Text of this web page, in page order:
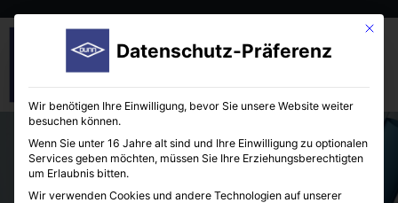
Mit
Datenschutz-Präferenz
Wir benötigen Ihre Einwilligung, bevor Sie unsere Website weiter
besuchen können.
Wenn Sie unter 16 Jahre alt sind und Ihre Einwilligung zu optionalen
Services geben möchten, müssen Sie Ihre Erziehungsberechtigten
um Erlaubnis bitten.
Wir verwenden Cookies und andere Technologien auf unserer